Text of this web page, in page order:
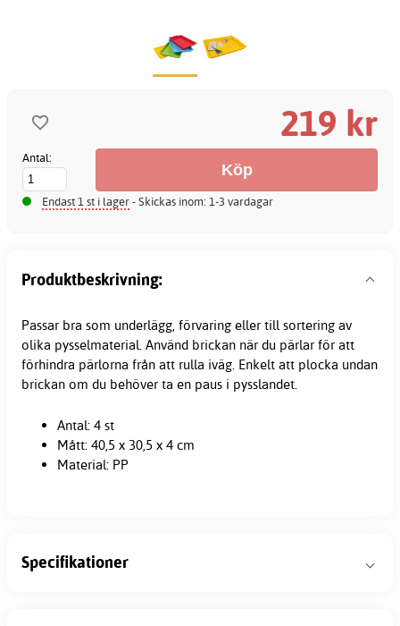
219 kr
Antal:
Endast 1 st i lager- Skickas inom: 1-3 vardagar
Produktbeskrivning:
Passar bra som underlägg, förvaring eller till sortering av
olika pysselmaterial. Använd brickan när du pärlar för att
förhindra pärlorna från att rulla iväg. Enkelt att plocka undan
brickan om du behöver ta en paus i pysslandet.
Antal: 4 st
Mått: 40,5 x 30,5 x 4 cm
Material: PP
Specifikationer